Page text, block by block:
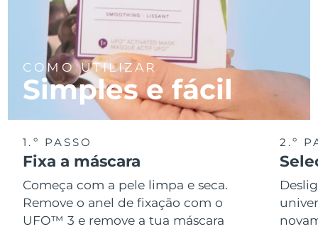
COMO UTILIZAR
Simples e fácil
1.º PASSO
Fixa a máscara
Começa com a pele limpa e seca.
Remove o anel de fixação com o
UFO™ 3 e remove a tua máscara
2.º